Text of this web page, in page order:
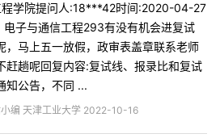
程学院提问人:18***42时间:2020-04-27
子与通信工程293有没有机会进复试
，马上五一放假，政审表盖章联系老师
赶趟呢回复内容:复试线、报录比和复试
知公告，不同 ...
编 天津工业大学 2022-10-16